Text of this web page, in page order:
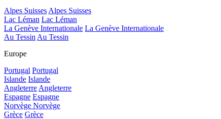
Alpes Suisses Alpes Suisses
Lac Léman Lac Léman
La Genève Internationale La Genève Internationale
Au Tessin Au Tessin
Europe
Portugal Portugal
Islande Islande
Angleterre Angleterre
Espagne Espagne
Norvège Norvège
Grèce Grèce